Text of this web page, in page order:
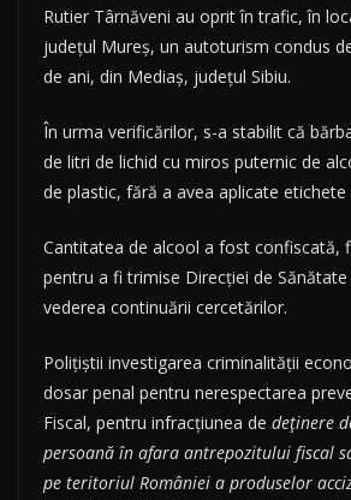
Rutier Târnăveni au oprit în trafic, în
judeţul Mureş, un autoturism condus
de ani, din Mediaş, judeţul Sibiu.
În urma verificărilor, s-a stabilit că
de litri de lichid cu miros puternic de
de plastic, fără a avea aplicate
Cantitatea de alcool a fost confiscată,
pentru a fi trimise Direcţiei de
vederea continuării cercetărilor.
Poliţiştii investigarea criminalităţii
dosar penal pentru nerespectarea
Fiscal, pentru infracţiunea de deţinere
persoană în afara antrepozitului fiscal
pe teritoriul României a produselor